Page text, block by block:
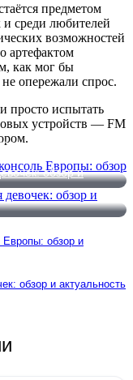
предметом
и среди любителей
возможностей
артефактом
как мог бы
опережали спрос.
просто испытать
устройств — FM
Европы: обзор и
обзор и
Европы: обзор и
обзор и актуальность